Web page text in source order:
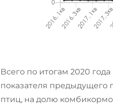
Всего по итогам 2020
показателя предыдущего
птиц, на долю